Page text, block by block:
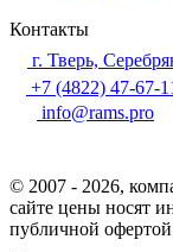
Контакты
г. Тверь,
+7 (4822) 47-67-
info@rams.pro
© 2007 - 2026,
сайте цены носят
публичной